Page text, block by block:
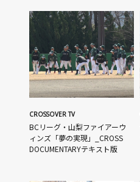
CROSSOVER TV
BCリーグ・山梨ファイアーウ
ィンズ「夢の実現」_CROSS
DOCUMENTARYテキスト版